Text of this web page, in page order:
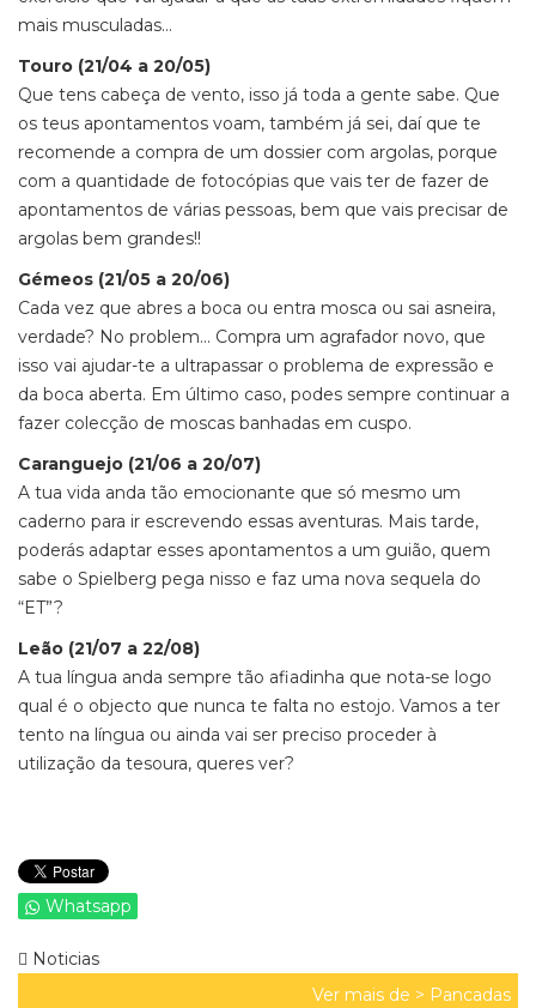
mais musculadas…
Touro (21/04 a 20/05)
Que tens cabeça de vento, isso já toda a gente sabe. Que
os teus apontamentos voam, também já sei, daí que te
recomende a compra de um dossier com argolas, porque
com a quantidade de fotocópias que vais ter de fazer de
apontamentos de várias pessoas, bem que vais precisar de
argolas bem grandes!!
Gémeos (21/05 a 20/06)
Cada vez que abres a boca ou entra mosca ou sai asneira,
verdade? No problem… Compra um agrafador novo, que
isso vai ajudar-te a ultrapassar o problema de expressão e
da boca aberta. Em último caso, podes sempre continuar a
fazer colecção de moscas banhadas em cuspo.
Caranguejo (21/06 a 20/07)
A tua vida anda tão emocionante que só mesmo um
caderno para ir escrevendo essas aventuras. Mais tarde,
poderás adaptar esses apontamentos a um guião, quem
sabe o Spielberg pega nisso e faz uma nova sequela do
“ET”?
Leão (21/07 a 22/08)
A tua língua anda sempre tão afiadinha que nota-se logo
qual é o objecto que nunca te falta no estojo. Vamos a ter
tento na língua ou ainda vai ser preciso proceder à
utilização da tesoura, queres ver?
Whatsapp
Noticias
Ver mais de > Pancadas